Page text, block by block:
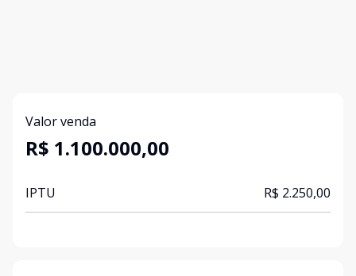
Valor venda
R$ 1.100.000,00
IPTU R$ 2.250,00